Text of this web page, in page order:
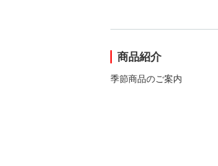
商品紹介
季節商品のご案内